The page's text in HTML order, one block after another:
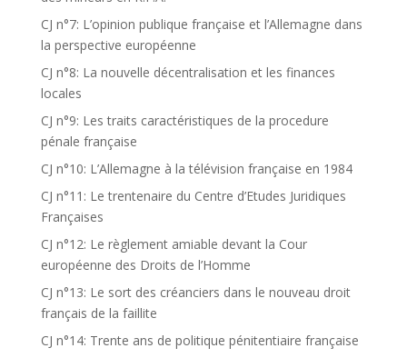
CJ n°7: L’opinion publique française et l’Allemagne dans
la perspective européenne
CJ n°8: La nouvelle décentralisation et les finances
locales
CJ n°9: Les traits caractéristiques de la procedure
pénale française
CJ n°10: L’Allemagne à la télévision française en 1984
CJ n°11: Le trentenaire du Centre d’Etudes Juridiques
Françaises
CJ n°12: Le règlement amiable devant la Cour
européenne des Droits de l’Homme
CJ n°13: Le sort des créanciers dans le nouveau droit
français de la faillite
CJ n°14: Trente ans de politique pénitentiaire française